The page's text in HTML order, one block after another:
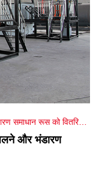
समाधान रूस को वितरित
और भंडारण